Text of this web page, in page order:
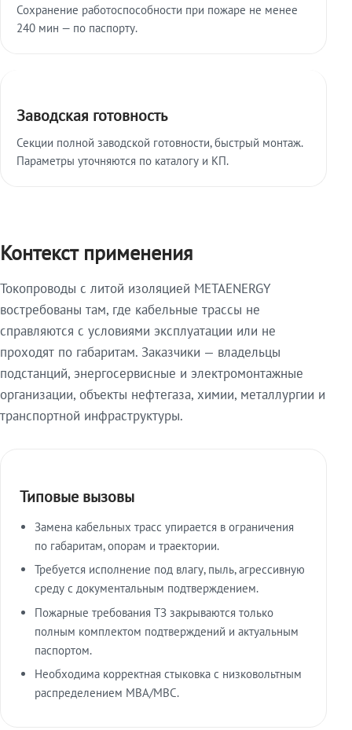
Сохранение работоспособности при пожаре не менее
240 мин — по паспорту.
Заводская готовность
Секции полной заводской готовности, быстрый монтаж.
Параметры уточняются по каталогу и КП.
Контекст применения
Токопроводы с литой изоляцией METAENERGY
востребованы там, где кабельные трассы не
справляются с условиями эксплуатации или не
проходят по габаритам. Заказчики — владельцы
подстанций, энергосервисные и электромонтажные
организации, объекты нефтегаза, химии, металлургии и
транспортной инфраструктуры.
Типовые вызовы
Замена кабельных трасс упирается в ограничения
по габаритам, опорам и траектории.
Требуется исполнение под влагу, пыль, агрессивную
среду с документальным подтверждением.
Пожарные требования ТЗ закрываются только
полным комплектом подтверждений и актуальным
паспортом.
Необходима корректная стыковка с низковольтным
распределением МВА/МВС.